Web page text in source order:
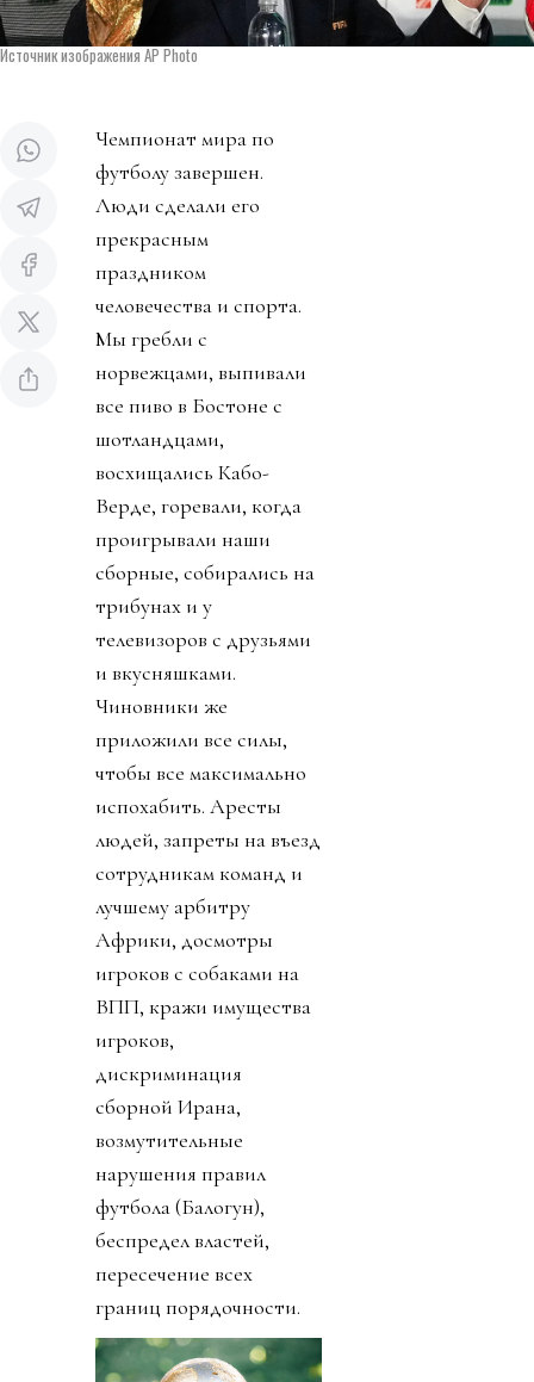
Источник изображения AP Photo
Чемпионат мира по
футболу завершен.
Люди сделали его
прекрасным
праздником
человечества и спорта.
Мы гребли с
норвежцами, выпивали
все пиво в Бостоне с
шотландцами,
восхищались Кабо-
Верде, горевали, когда
проигрывали наши
сборные, собирались на
трибунах и у
телевизоров с друзьями
и вкусняшками.
Чиновники же
приложили все силы,
чтобы все максимально
испохабить. Аресты
людей, запреты на въезд
сотрудникам команд и
лучшему арбитру
Африки, досмотры
игроков с собаками на
ВПП, кражи имущества
игроков,
дискриминация
сборной Ирана,
возмутительные
нарушения правил
футбола (Балогун),
беспредел властей,
пересечение всех
границ порядочности.